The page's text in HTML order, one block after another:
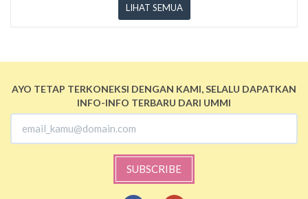
LIHAT SEMUA
AYO TETAP TERKONEKSI DENGAN KAMI, SELALU DAPATKAN
INFO-INFO TERBARU DARI UMMI
SUBSCRIBE